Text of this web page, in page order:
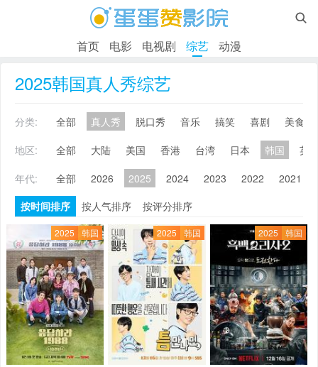

首页 电影 电视剧 综艺 动漫
2025韩国真人秀综艺
分类: 全部 真人秀 脱口秀 音乐 搞笑 喜剧
美食
地区:
全部 大陆 美国 香港 台湾 日本 韩国
英
年代:
全部 2026 2025 2024 2023 2022 2021
按时间排序
按人气排序 按评分排序
2025 韩国 2025 韩国 2025 韩国